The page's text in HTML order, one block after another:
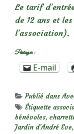
Le tarif
de 12 ans et
l’association).
Partager :
E-mail
Publié dans
Étiquette
bénévoles,
Jardin d'André Eve,